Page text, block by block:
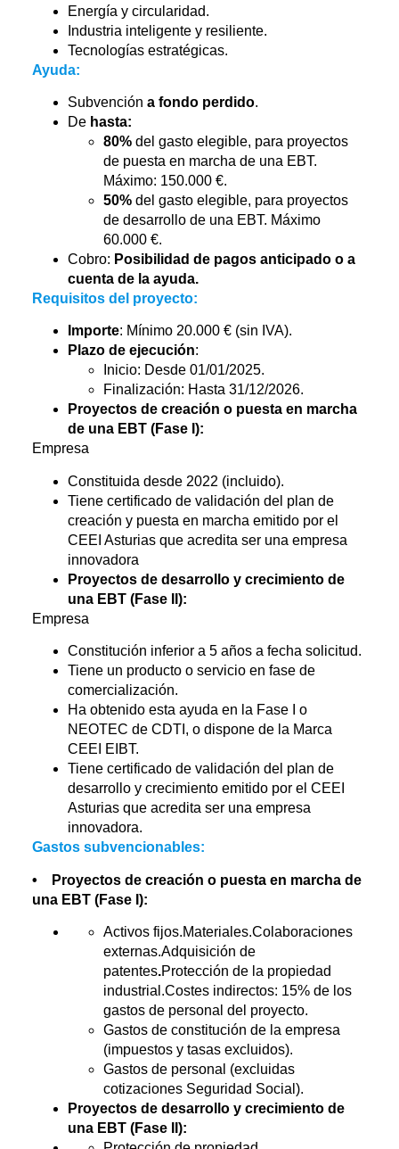
Energía y circularidad.
Industria inteligente y resiliente.
Tecnologías estratégicas.
Ayuda:
Subvención a fondo perdido.
Dehasta:
80%del gasto elegible, para proyectos
de puesta en marcha de una EBT.
Máximo: 150.000 €.
50%del gasto elegible, para proyectos
de desarrollo de una EBT. Máximo
60.000 €.
Cobro: Posibilidad de pagos anticipado o a
cuenta de la ayuda.
Requisitos del proyecto:
Importe: Mínimo 20.000 € (sin IVA).
Plazo de ejecución:
Inicio: Desde 01/01/2025.
Finalización: Hasta 31/12/2026.
Proyectos de creación o puesta en marcha
de una EBT (Fase I):
Empresa
Constituida desde 2022 (incluido).
Tiene certificado de validación del plan de
creación y puesta en marcha emitido por el
CEEI Asturias que acredita ser una empresa
innovadora
Proyectos de desarrollo y crecimiento de
una EBT (Fase II):
Empresa
Constitución inferior a 5 años a fecha solicitud.
Tiene un producto o servicio en fase de
comercialización.
Ha obtenido esta ayuda en la Fase I o
NEOTEC de CDTI, o dispone de la Marca
CEEI EIBT.
Tiene certificado de validación del plan de
desarrollo y crecimiento emitido por el CEEI
Asturias que acredita ser una empresa
innovadora.
Gastos subvencionables:
• Proyectos de creación o puesta en marcha de
una EBT (Fase I):
Activos fijos.Materiales.Colaboraciones
externas.Adquisición de
patentes.Protección de la propiedad
industrial.Costes indirectos: 15% de los
gastos de personal del proyecto.
Gastos de constitución de la empresa
(impuestos y tasas excluidos).
Gastos de personal (excluidas
cotizaciones Seguridad Social).
Proyectos de desarrollo y crecimiento de
una EBT (Fase II):